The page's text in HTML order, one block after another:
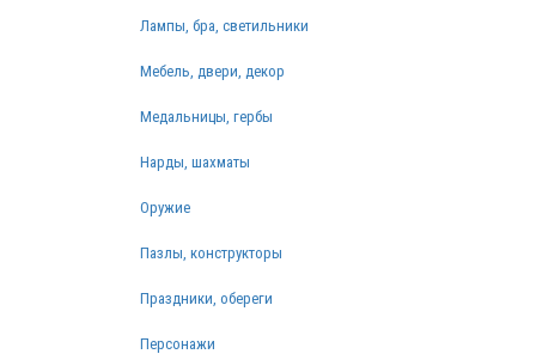
Лампы, бра, светильники
Мебель, двери, декор
Медальницы, гербы
Нарды, шахматы
Оружие
Пазлы, конструкторы
Праздники, обереги
Персонажи